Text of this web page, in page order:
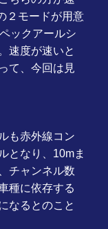
２モードが用意
ックアールシ
速度が速いと
て、今回は見
も赤外線コン
となり、10mま
チャンネル数
種に依存する
なるとのこと